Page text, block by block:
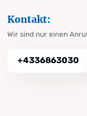
Kontakt:
Wir sind nur einen
+4336863030